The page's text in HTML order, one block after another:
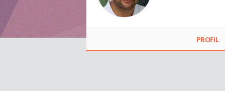
PROFIL